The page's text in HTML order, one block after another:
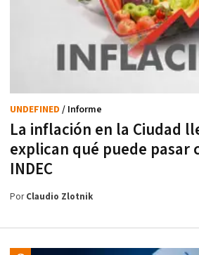
La inflación en la Ciudad
explican qué puede pasar
INDEC
UNDEFINED / Informe
PorClaudio Zlotnik